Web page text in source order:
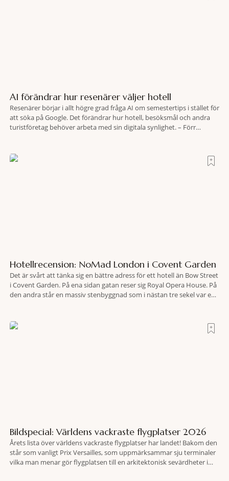
AI förändrar hur resenärer väljer hotell
Resenärer börjar i allt högre grad fråga AI om semestertips i stället för
att söka på Google. Det förändrar hur hotell, besöksmål och andra
turistföretag behöver arbeta med sin digitala synlighet. – Förr
Hotellrecension: NoMad London i Covent Garden
Det är svårt att tänka sig en bättre adress för ett hotell än Bow Street
i Covent Garden. På ena sidan gatan reser sig Royal Opera House. På
den andra står en massiv stenbyggnad som i nästan tre sekel var en
Bildspecial: Världens vackraste flygplatser 2026
Årets lista över världens vackraste flygplatser har landet! Bakom den
står som vanligt Prix ​​Versailles, som uppmärksammar sju terminaler
vilka man menar gör flygplatsen till en arkitektonisk sevärdheter i